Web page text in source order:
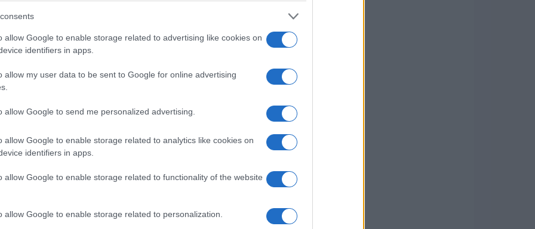
allow Google to enable storage related to advertising like cookies on
identifiers in apps.
allow my user data to be sent to Google for online advertising
allow Google to send me personalized advertising.
allow Google to enable storage related to analytics like cookies on
identifiers in apps.
allow Google to enable storage related to functionality of the website
allow Google to enable storage related to personalization.